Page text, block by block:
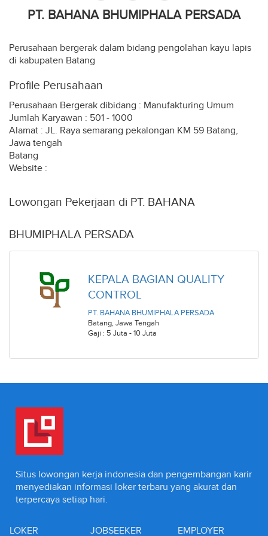
PT. BAHANA BHUMIPHALA PERSADA
Perusahaan bergerak dalam bidang pengolahan kayu lapis
di kabupaten Batang
Profile Perusahaan
Perusahaan Bergerak dibidang : Manufakturing Umum
Jumlah Karyawan : 501 - 1000
Alamat : JL. Raya semarang pekalongan KM 59 Batang,
Jawa tengah
Batang
Website :
Lowongan Pekerjaan di PT. BAHANA
BHUMIPHALA PERSADA
KEPALA BAGIAN QUALITY
CONTROL
PT. BAHANA BHUMIPHALA PERSADA
Batang, Jawa Tengah
Gaji : 5 Juta - 10 Juta
Situs lowongan kerja indonesia dan pengembangan karir
menyediakan informasi loker terbaru yang akurat dan
terpercaya setiap hari.
LOKER JOBSEEKER EMPLOYER